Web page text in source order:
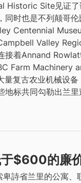
Historic Site见证了
同时也是不列颠哥
Centennial
Valley
接着Annand
Farm Machinery
量复古农业机械设
地标共同勾勒出兰
$600的廉
詩省兰里的公寓、